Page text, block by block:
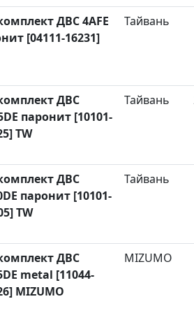
[86]
[96]
[74]
[969]
[249]
[1]
[5]
[418]
[1]
[1]
ДВС 4AFE
[04111-16231]
Тайвань
ДВС
паронит [10101-
TW
Тайвань
ДВС
паронит [10101-
TW
Тайвань
ДВС
metal [11044-
MIZUMO
MIZUMO